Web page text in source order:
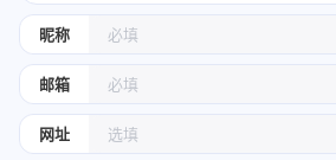
昵称
邮箱
网址